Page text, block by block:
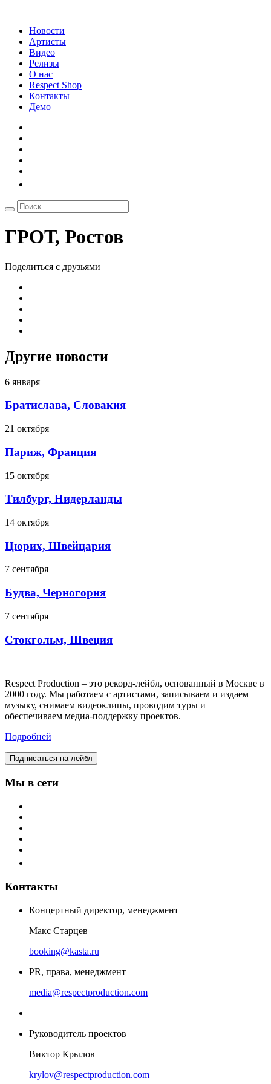
Новости
Артисты
Видео
Релизы
О нас
Respect Shop
Контакты
Демо
ГРОТ, Ростов
Поделиться с друзьями
Другие новости
6 января
Братислава, Словакия
21 октября
Париж, Франция
15 октября
Тилбург, Нидерланды
14 октября
Цюрих, Швейцария
7 сентября
Будва, Черногория
7 сентября
Стокгольм, Швеция
Respect Production – это рекорд-лейбл, основанный в Москве в
2000 году. Мы работаем с артистами, записываем и издаем
музыку, снимаем видеоклипы, проводим туры и
обеспечиваем медиа-поддержку проектов.
Подробней
Подписаться на лейбл
Мы в сети
Контакты
Концертный директор, менеджмент
Макс Старцев
booking@kasta.ru
PR, права, менеджмент
media@respectproduction.com
Руководитель проектов
Виктор Крылов
krylov@respectproduction.com